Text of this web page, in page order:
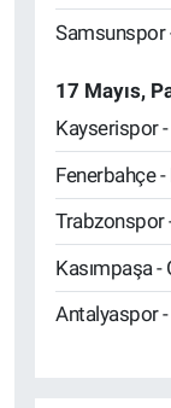
Samsunspor
17 Mayıs,
Kayserispor
Fenerbahçe
Trabzonspor
Kasımpaşa -
Antalyaspor